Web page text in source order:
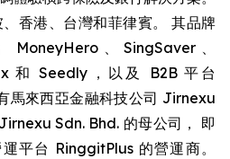
香港、台灣和菲律賓。 其品牌
、SingSaver、
和 Seedly，以及 B2B 平台
馬來西亞金融科技公司 Jirnexu
Sdn. Bhd. 的母公司， 即
平台 RinggitPlus 的營運商。